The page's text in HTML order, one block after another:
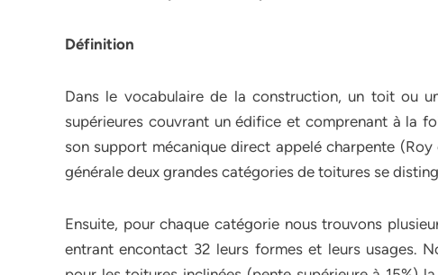
Définition
Dans le vocabulaire de la construction, un toit ou
supérieures couvrant un édifice et comprenant à la
son support mécanique direct appelé charpente
générale deux grandes catégories de toitures se
Ensuite, pour chaque catégorie nous trouvons
entrant encontact 32 leurs formes et leurs usages.